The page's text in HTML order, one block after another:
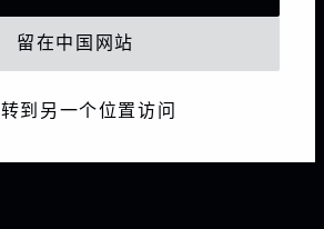
留在中国网站
转到另一个位置访问